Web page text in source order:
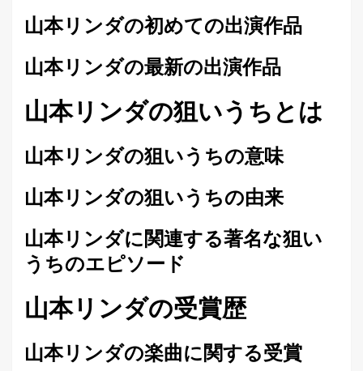
山本リンダの初めての出演作品
山本リンダの最新の出演作品
山本リンダの狙いうちとは
山本リンダの狙いうちの意味
山本リンダの狙いうちの由来
山本リンダに関連する著名な狙い
うちのエピソード
山本リンダの受賞歴
山本リンダの楽曲に関する受賞